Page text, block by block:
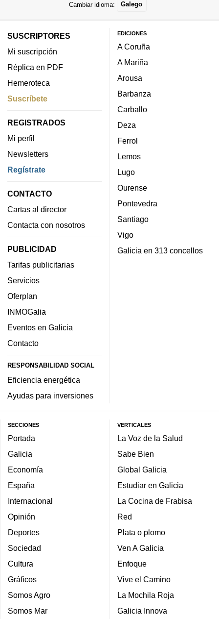
Cambiar idioma: Galego
SUSCRIPTORES
Mi suscripción
Réplica en PDF
Hemeroteca
Suscríbete
REGISTRADOS
Mi perfil
Newsletters
Regístrate
CONTACTO
Cartas al director
Contacta con nosotros
PUBLICIDAD
Tarifas publicitarias
Servicios
Oferplan
INMOGalia
Eventos en Galicia
Contacto
RESPONSABILIDAD SOCIAL
Eficiencia energética
Ayudas para inversiones
EDICIONES
A Coruña
A Mariña
Arousa
Barbanza
Carballo
Deza
Ferrol
Lemos
Lugo
Ourense
Pontevedra
Santiago
Vigo
Galicia en 313 concellos
SECCIONES
Portada
Galicia
Economía
España
Internacional
Opinión
Deportes
Sociedad
Cultura
Gráficos
Somos Agro
Somos Mar
VERTICALES
La Voz de la Salud
Sabe Bien
Global Galicia
Estudiar en Galicia
La Cocina de Frabisa
Red
Plata o plomo
Ven A Galicia
Enfoque
Vive el Camino
La Mochila Roja
Galicia Innova